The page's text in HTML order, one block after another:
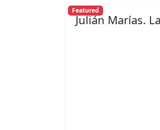
Featured
Julián Marías.